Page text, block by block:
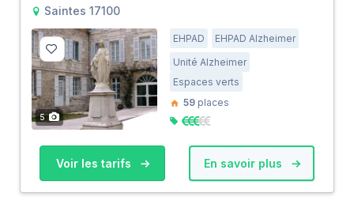
Saintes 17100
5
EHPAD
EHPAD Alzheimer
Unité Alzheimer
Espaces verts
59 places
Voir les tarifs En savoir plus